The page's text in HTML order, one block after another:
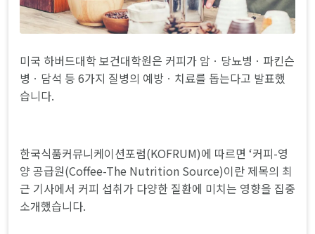
미국 하버드대학 보건대학원은 커피가 암ㆍ당뇨병ㆍ파킨슨
병ㆍ담석 등 6가지 질병의 예방ㆍ치료를 돕는다고 발표했
습니다.
한국식품커뮤니케이션포럼(KOFRUM)에 따르면 ‘커피-영
양 공급원(Coffee-The Nutrition Source)이란 제목의 최
근 기사에서 커피 섭취가 다양한 질환에 미치는 영향을 집중
소개했습니다.